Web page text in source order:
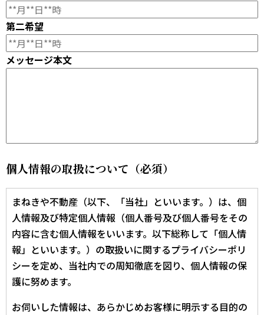
第二希望
メッセージ本文
個人情報の取扱について（必須）
まねきや不動産（以下、「当社」といいます。）は、個
人情報及び特定個人情報（個人番号及び個人番号をその
内容に含む個人情報をいいます。以下総称して「個人情
報」といいます。）の取扱いに関するプライバシーポリ
シーを定め、当社内での周知徹底を図り、個人情報の保
護に努めます。
お伺いした情報は、あらかじめお客様に明示する目的の